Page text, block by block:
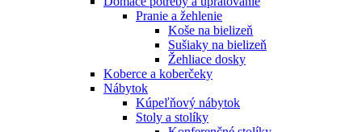
Pranie a žehlenie
Koše na bielizeň
Sušiaky na bielizeň
Žehliace dosky
Koberce a koberčeky
Nábytok
Kúpeľňový nábytok
Stoly a stolíky